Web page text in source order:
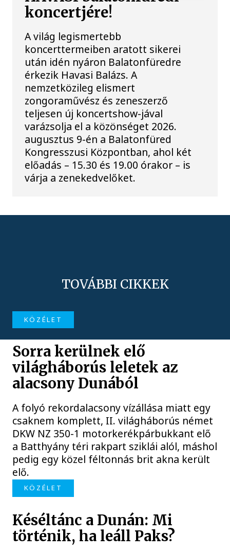
koncertjére!
A világ legismertebb
koncerttermeiben aratott sikerei
után idén nyáron Balatonfüredre
érkezik Havasi Balázs. A
nemzetközileg elismert
zongoraművész és zeneszerző
teljesen új koncertshow-jával
varázsolja el a közönséget 2026.
augusztus 9-én a Balatonfüred
Kongresszusi Központban, ahol két
előadás – 15.30 és 19.00 órakor – is
várja a zenekedvelőket.
TOVÁBBI CIKKEK
KÖZÉLET
Sorra kerülnek elő
világháborús leletek az
alacsony Dunából
A folyó rekordalacsony vízállása miatt egy
csaknem komplett, II. világháborús német
DKW NZ 350-1 motorkerékpárbukkant elő
a Batthyány téri rakpart sziklái alól, máshol
pedig egy közel féltonnás brit akna került
elő.
KÖZÉLET
Késéltánc a Dunán: Mi
történik, ha leáll Paks?